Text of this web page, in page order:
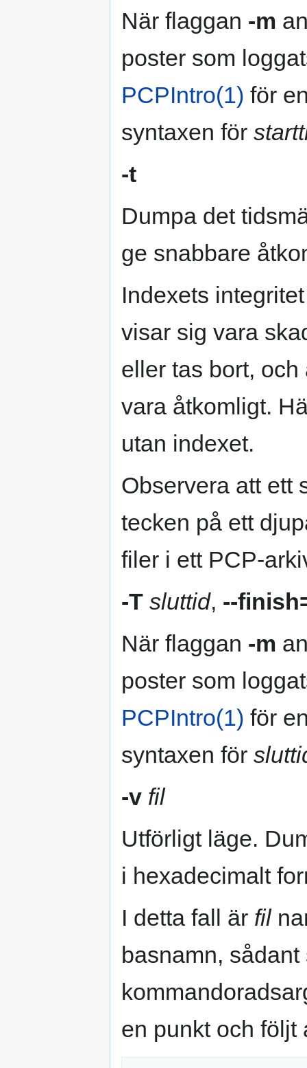
När flaggan -m
poster som
PCPIntro(1) för
syntaxen för
-t
Dumpa det
ge snabbare
Indexets
visar sig vara
eller tas bort,
vara åtkomligt.
utan indexet.
Observera att ett
tecken på ett
filer i ett PCP-
-T sluttid, --
När flaggan -m
poster som
PCPIntro(1) för
syntaxen för
-v fil
Utförligt läge.
i hexadecimalt
I detta fall är fil
basnamn,
en punkt och följt